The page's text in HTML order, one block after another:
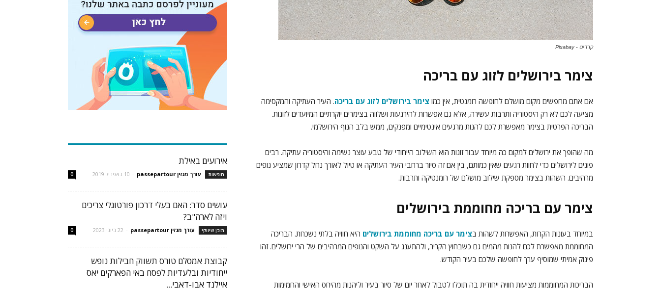
קרדיט - Pixabay
צימר בירושלים לזוג עם בריכה
אם אתם מחפשים מקום מושלם לחופשה רומנטית, אין כמו צימר בירושלים לזוג עם בריכה. העיר העתיקה והמקסימה
מציעה לכם לא רק היסטוריה ותרבות עשירה, אלא גם אפשרות להירגעות ושלווה בצימרים יוקרתיים המיועדים לזוגות.
הבריכה הפרטית בצימר מאפשרת לכם להנות מרגעים אינטימיים ומפנקים, ממש בלב הנוף הירושלמי.
מה שהופך את ירושלים למקום כה מיוחד עבור זוגות הוא השילוב הייחודי של טבע עוצר נשימה והיסטוריה עתיקה. רבים
פונים לירושלים כדי לחוות רגעים שאין כמותם, בין אם זה סיור ברחבי העיר העתיקה או טיול לאורך נחל קדרון שמציע נופים
מרהיבים. השהות בצימר מספקת שילוב מושלם של רומנטיקה ותרבות.
צימר עם בריכה מחוממת בירושלים
במיוחד בעונות הקרות, האפשרות לשהות בצימר עם בריכה מחוממת בירושלים היא חוויה בלתי נשכחת. הבריכה
המחוממת מאפשרת לכם להנות מהמים גם כשבחוץ הקריר, ולהתענג על השקט והנופים המרהיבים של הרי ירושלים. זהו
פינוק אמיתי שמוסיף ערך לחופשה שלכם בעיר הקודש.
הבריכות המחוממות מציעות חוויה ייחודית בה תוכלו לטבול לאחר יום של סיור בעיר וליהנות מהיחס האישי והחמימות
אירועים באילת
חופשות עורך מגזין passepartour - 10 באפריל 2019 0
עושים סדר: האם בעלי דרכון פורטוגלי צריכים
ויזה לארה"ב?
תוכן שיווקי עורך מגזין passepartour - 22 ביוני 2023 0
קבוצת אמסלם טורס תשווק חבילות נופש
ייחודיות ובלעדיות לפסח באי הפארקים יאס
איילנד אבו-דאבי...